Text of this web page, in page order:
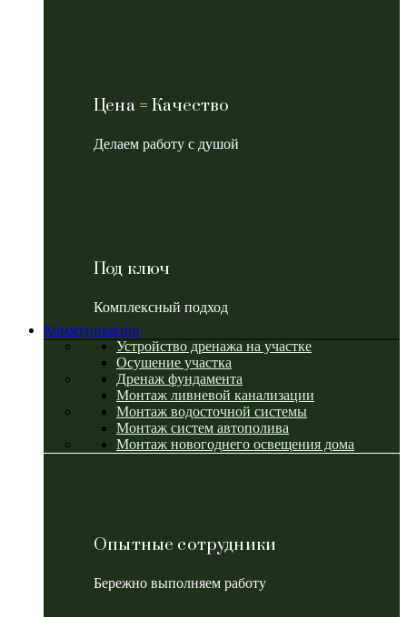
Цена = Качество
Делаем работу с душой
Под ключ
Комплексный подход
Коммуникации
Устройство дренажа на участке
Осушение участка
Дренаж фундамента
Монтаж ливневой канализации
Монтаж водосточной системы
Монтаж систем автополива
Монтаж новогоднего освещения дома
Опытные сотрудники
Бережно выполняем работу